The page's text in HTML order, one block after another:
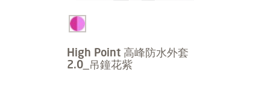
High Point 高峰防水外套
2.0_吊鐘花紫